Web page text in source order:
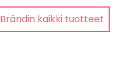
Brändin kaikki tuotteet